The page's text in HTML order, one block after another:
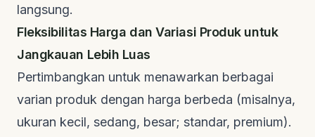
langsung.
Fleksibilitas Harga dan Variasi Produk untuk
Jangkauan Lebih Luas
Pertimbangkan untuk menawarkan berbagai
varian produk dengan harga berbeda (misalnya,
ukuran kecil, sedang, besar; standar, premium).